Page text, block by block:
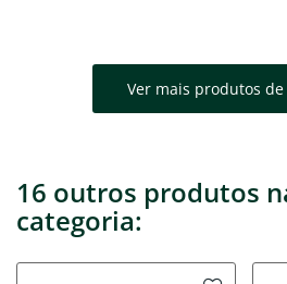
Ver mais produtos de
16 outros produtos
categoria: